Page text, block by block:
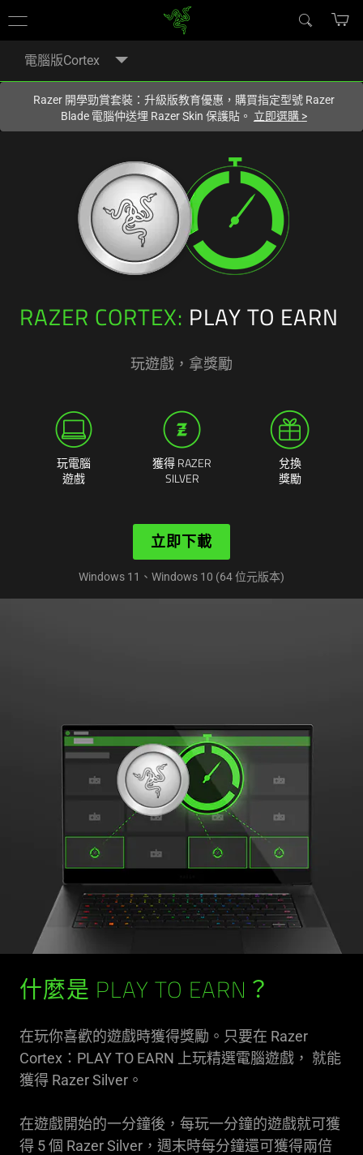
網站.
電腦版Cortex
Razer 開學勁賞套裝：升級版教育優惠，購買指定型號 Razer
Blade 電腦仲送埋 Razer Skin 保護貼。 立即選購 >
RAZER CORTEX: PLAY TO EARN
玩遊戲，拿獎勵
玩電腦
遊戲
獲得 RAZER
SILVER
兌換
獎勵
Windows 11、Windows 10 (64 位元版本)
立即下載
什麼是 PLAY TO EARN？
在玩你喜歡的遊戲時獲得獎勵。只要在 Razer
Cortex：PLAY TO EARN 上玩精選電腦遊戲， 就能
獲得 Razer Silver。
在遊戲開始的一分鐘後，每玩一分鐘的遊戲就可獲
得 5 個 Razer Silver，週末時每分鐘還可獲得兩倍